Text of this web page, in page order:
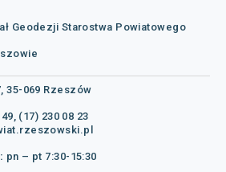
Geodezji Starostwa Powiatowego
35-069 Rzeszów
(17) 230 08 23
pn – pt 7:30-15:30